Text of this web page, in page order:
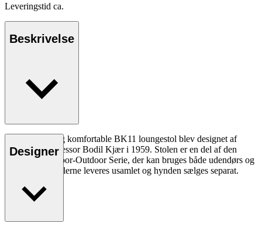
Leveringstid ca.
Beskrivelse
Den elegante og komfortable BK11 loungestol blev designet af
arkitekt og professor Bodil Kjær i 1959. Stolen er en del af den
omfattende Indoor-Outdoor Serie, der kan bruges både udendørs og
indendørs. Møblerne leveres usamlet og hynden sælges separat.
Designer